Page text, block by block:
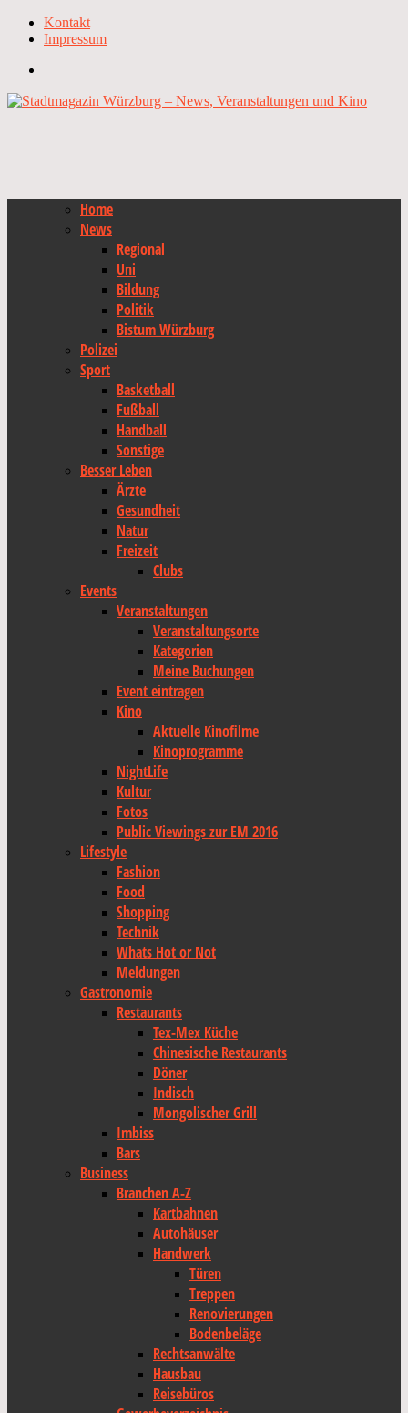
Kontakt
Impressum
Home
News
Regional
Uni
Bildung
Politik
Bistum Würzburg
Polizei
Sport
Basketball
Fußball
Handball
Sonstige
Besser Leben
Ärzte
Gesundheit
Natur
Freizeit
Clubs
Events
Veranstaltungen
Veranstaltungsorte
Kategorien
Meine Buchungen
Event eintragen
Kino
Aktuelle Kinofilme
Kinoprogramme
NightLife
Kultur
Fotos
Public Viewings zur EM 2016
Lifestyle
Fashion
Food
Shopping
Technik
Whats Hot or Not
Meldungen
Gastronomie
Restaurants
Tex-Mex Küche
Chinesische Restaurants
Döner
Indisch
Mongolischer Grill
Imbiss
Bars
Business
Branchen A-Z
Kartbahnen
Autohäuser
Handwerk
Türen
Treppen
Renovierungen
Bodenbeläge
Rechtsanwälte
Hausbau
Reisebüros